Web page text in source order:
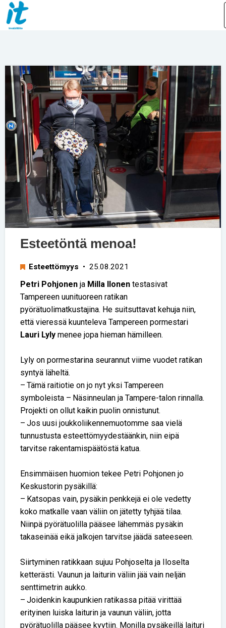
Esteetöntä menoa!
Esteettömyys • 25.08.2021
Petri Pohjonen ja Milla Ilonen testasivat
Tampereen uunituoreen ratikan
pyörätuolimatkustajina. He suitsuttavat kehuja niin,
että vieressä kuunteleva Tampereen pormestari
Lauri Lyly menee jopa hieman hämilleen.
Lyly on pormestarina seurannut viime vuodet ratikan
syntyä läheltä.
– Tämä raitiotie on jo nyt yksi Tampereen
symboleista – Näsinneulan ja Tampere-talon rinnalla.
Projekti on ollut kaikin puolin onnistunut.
– Jos uusi joukkoliikennemuotomme saa vielä
tunnustusta esteettömyydestäänkin, niin eipä
tarvitse rakentamispäätöstä katua.
Ensimmäisen huomion tekee Petri Pohjonen jo
Keskustorin pysäkillä:
– Katsopas vain, pysäkin penkkejä ei ole vedetty
koko matkalle vaan väliin on jätetty tyhjää tilaa.
Niinpä pyörätuolilla pääsee lähemmäs pysäkin
takaseinää eikä jalkojen tarvitse jäädä sateeseen.
Siirtyminen ratikkaan sujuu Pohjoselta ja Iloselta
ketterästi. Vaunun ja laiturin väliin jää vain neljän
senttimetrin aukko.
– Joidenkin kaupunkien ratikassa pitää virittää
erityinen luiska laiturin ja vaunun väliin, jotta
pyörätuolilla pääsee kyytiin. Monilla pysäkeillä laituri